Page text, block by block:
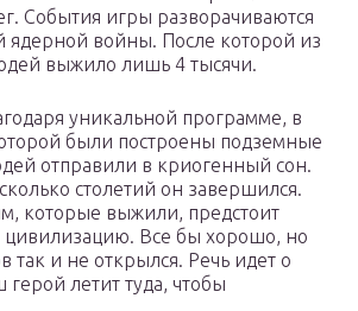
События игры разворачиваются
ядерной войны. После которой из
выжило лишь 4 тысячи.
уникальной программе, в
были построены подземные
отправили в криогенный сон.
столетий он завершился.
которые выжили, предстоит
цивилизацию. Все бы хорошо, но
так и не открылся. Речь идет о
летит туда, чтобы